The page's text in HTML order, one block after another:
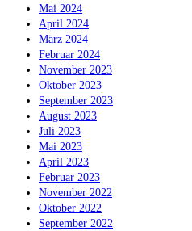
Mai 2024
April 2024
März 2024
Februar 2024
November 2023
Oktober 2023
September 2023
August 2023
Juli 2023
Mai 2023
April 2023
Februar 2023
November 2022
Oktober 2022
September 2022